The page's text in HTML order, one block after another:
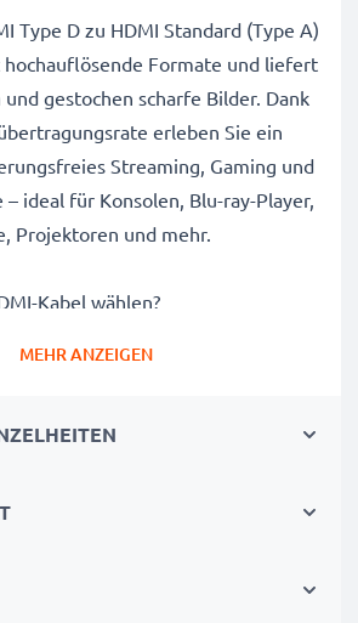
Type D zu HDMI Standard (Type A)
Formate und liefert
gestochen scharfe Bilder. Dank
erleben Sie ein
Streaming, Gaming und
ideal für Konsolen, Blu-ray-Player,
Projektoren und mehr.
Kabel wählen?
sorgen für flüssiges
MEHR ANZEIGEN